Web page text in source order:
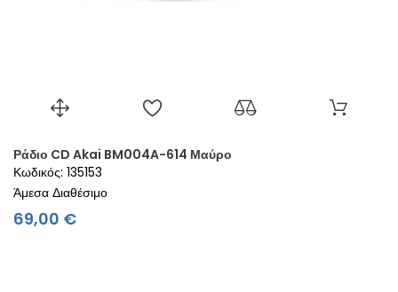
Ράδιο CD Akai BM004A-614 Μαύρο
Κωδικός: 135153
Άμεσα Διαθέσιμο
69,00 €Τιμή